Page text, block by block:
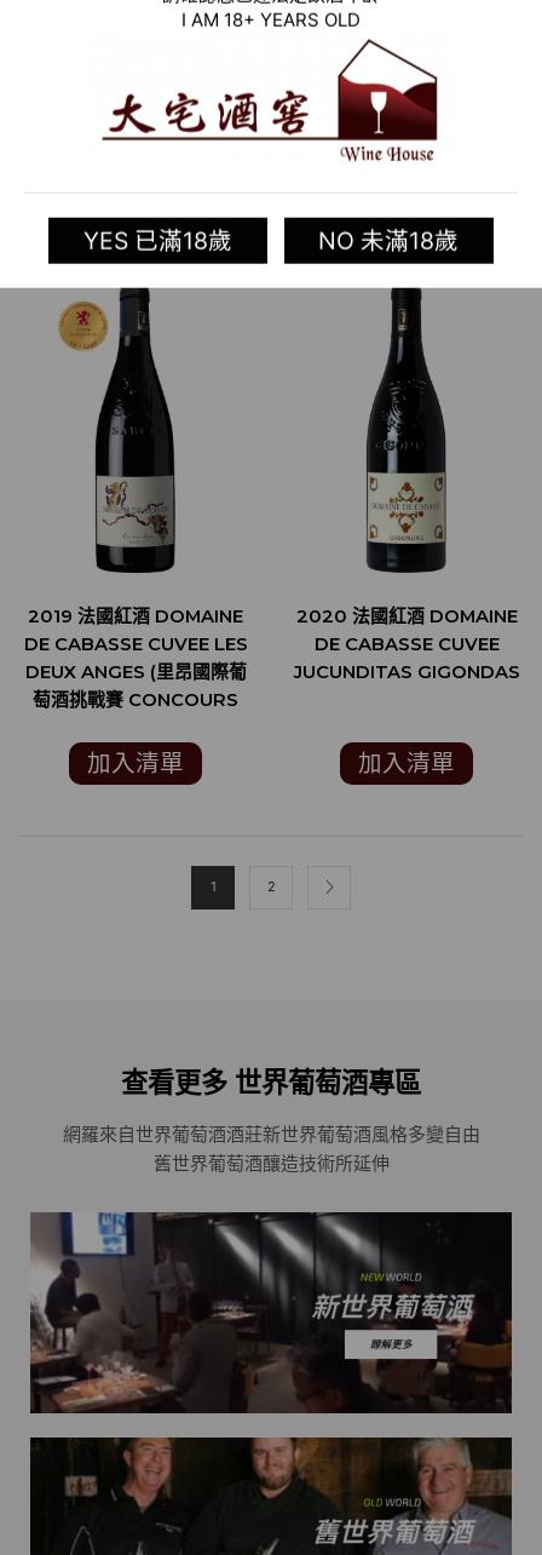
I AM 18+ YEARS OLD
YES 已滿18歲 NO 未滿18歲
JUCUNDITAS GIGONDAS
(里昂國際葡萄酒挑戰賽
LYON 金牌)
2018 法國紅酒 DOMAINE
DE CABASSE SÉGURET
CUVÉE GARNACHO
(ROBERT PARKER’S
WINE ADVOCATE 88分)
2019 法國紅酒 DOMAINE
DE CABASSE CUVEE LES
DEUX ANGES (里昂國際葡
萄酒挑戰賽 CONCOURS
LYON 金牌)
加入清單
2020 法國紅酒 DOMAINE
DE CABASSE CUVEE
JUCUNDITAS GIGONDAS
加入清單
1 2
查看更多 世界葡萄酒專區
網羅來自世界葡萄酒酒莊新世界葡萄酒風格多變自由
舊世界葡萄酒釀造技術所延伸